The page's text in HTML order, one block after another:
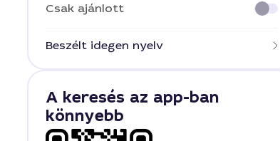
Csak ajánlott
Beszélt idegen nyelv
A keresés az app-ban
könnyebb